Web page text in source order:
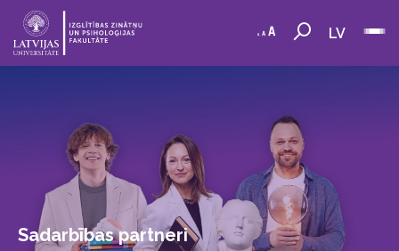
LV
Sadarbības partneri